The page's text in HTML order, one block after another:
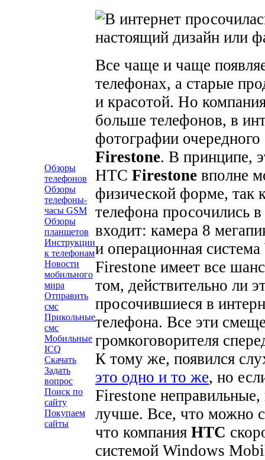
Обзоры
телефонов
Обзоры
телефоны-
часы GSM
Обзоры
планшетов
Инструкции
к телефонам
Новости
мобильного
мира
Отправить
смс
Прикольные
смс
Мобильные
ICQ
Скачать
Задать
вопрос
Поиск по
сайту
Покупаем
сайты
Все чаще и чаще
телефонах, а старые
и красотой. Но
больше телефонов, в
фотографии
Firestone. В принципе,
HTC Firestone вполне
физической форме, так
телефона просочились
входит: камера 8
и операционная
Firestone имеет все
том, действительно ли
просочившиеся в
телефона. Все эти
громкоговорителя
К тому же, появился
это одно и то же, но
Firestone
лучше. Все, что можно
что компания HTC
системой Windows